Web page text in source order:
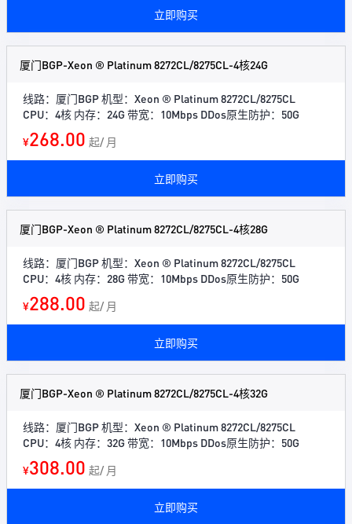
立即购买
厦门BGP-Xeon ® Platinum 8272CL/8275CL-4核24G
线路：厦门BGP 机型：Xeon ® Platinum 8272CL/8275CL
CPU：4核 内存：24G 带宽：10Mbps DDos原生防护：50G
¥268.00 起/ 月
立即购买
厦门BGP-Xeon ® Platinum 8272CL/8275CL-4核28G
线路：厦门BGP 机型：Xeon ® Platinum 8272CL/8275CL
CPU：4核 内存：28G 带宽：10Mbps DDos原生防护：50G
¥288.00 起/ 月
立即购买
厦门BGP-Xeon ® Platinum 8272CL/8275CL-4核32G
线路：厦门BGP 机型：Xeon ® Platinum 8272CL/8275CL
CPU：4核 内存：32G 带宽：10Mbps DDos原生防护：50G
¥308.00 起/ 月
立即购买